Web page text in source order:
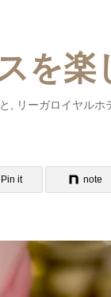
を楽
リーガロイヤルホ
Pin it note